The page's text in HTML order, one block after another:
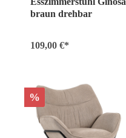
braun drehbar
109,00 €*
%